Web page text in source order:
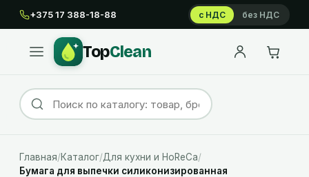
+375 17 388-18-88 с НДС без НДС
TopClean
Главная/Каталог/Для кухни и HoReCa/
Бумага для выпечки силиконизированная